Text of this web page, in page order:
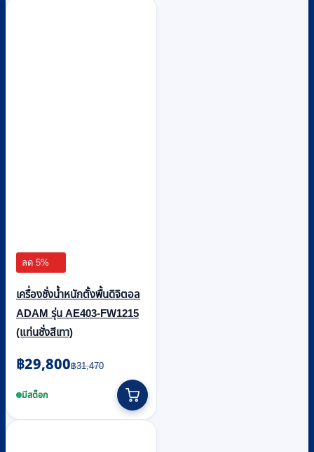
ลด 5%
เครื่องชั่งน้ำหนักตั้งพื้นดิจิตอล
ADAM รุ่น AE403-FW1215
(แท่นชั่งสีเทา)
฿31,470
Original
price
was:
฿29,800
Current
price
is:มีสต็อก